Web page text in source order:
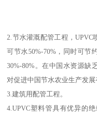
2.节水灌溉配管工程，UPVC
可节水50%-70%，同时可节
30%-80%。在中国水资源缺
对促进中国节水农业生产发展
3.建筑用配管工程。
4.UPVC塑料管具有优异的